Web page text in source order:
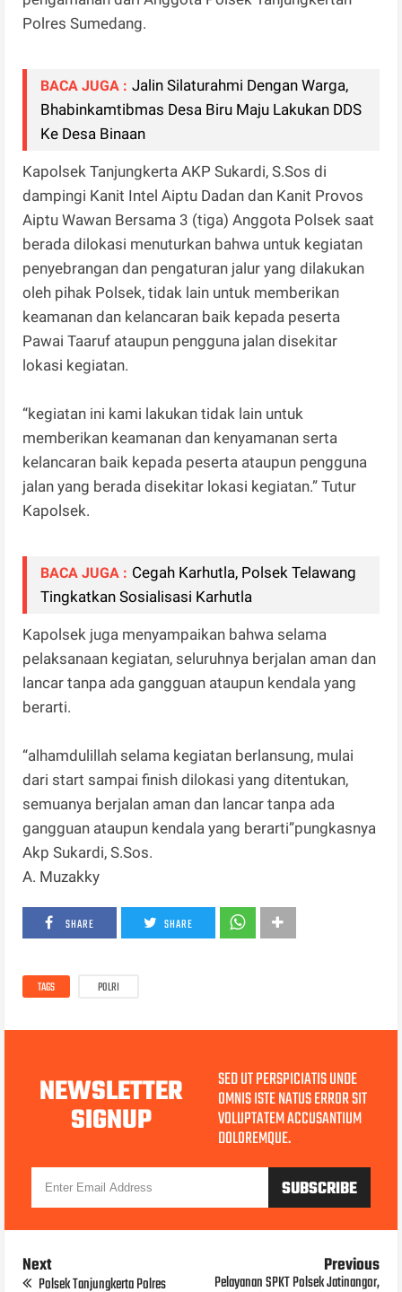
Polres Sumedang.
BACA JUGA : Jalin Silaturahmi Dengan Warga,
Bhabinkamtibmas Desa Biru Maju Lakukan DDS
Ke Desa Binaan
Kapolsek Tanjungkerta AKP Sukardi, S.Sos di
dampingi Kanit Intel Aiptu Dadan dan Kanit Provos
Aiptu Wawan Bersama 3 (tiga) Anggota Polsek saat
berada dilokasi menuturkan bahwa untuk kegiatan
penyebrangan dan pengaturan jalur yang dilakukan
oleh pihak Polsek, tidak lain untuk memberikan
keamanan dan kelancaran baik kepada peserta
Pawai Taaruf ataupun pengguna jalan disekitar
lokasi kegiatan.
“kegiatan ini kami lakukan tidak lain untuk
memberikan keamanan dan kenyamanan serta
kelancaran baik kepada peserta ataupun pengguna
jalan yang berada disekitar lokasi kegiatan.” Tutur
Kapolsek.
BACA JUGA : Cegah Karhutla, Polsek Telawang
Tingkatkan Sosialisasi Karhutla
Kapolsek juga menyampaikan bahwa selama
pelaksanaan kegiatan, seluruhnya berjalan aman dan
lancar tanpa ada gangguan ataupun kendala yang
berarti.
“alhamdulillah selama kegiatan berlansung, mulai
dari start sampai finish dilokasi yang ditentukan,
semuanya berjalan aman dan lancar tanpa ada
gangguan ataupun kendala yang berarti”pungkasnya
Akp Sukardi, S.Sos.
A. Muzakky
SHARE SHARE
TAGS POLRI
NEWSLETTER
SIGNUP
SED UT PERSPICIATIS UNDE
OMNIS ISTE NATUS ERROR SIT
VOLUPTATEM ACCUSANTIUM
DOLOREMQUE.
Next
Polsek Tanjungkerta Polres
Previous
Pelayanan SPKT Polsek Jatinangor,